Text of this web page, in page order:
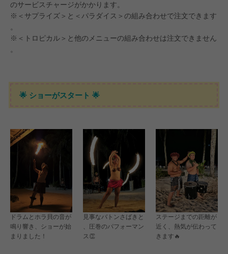
のサービスチャージがかかります。
※＜サプライズ＞と＜パラダイス＞の組み合わせで注文できます
。
※＜トロピカル＞と他のメニューの組み合わせは注文できません
。
🌟 ショーがスタート 🌟
ドラムとホラ貝の音が
鳴り響き、ショーが始
まりました！
見事なバトンさばきと
、圧巻のパフォーマン
ス👏
ステージまでの距離が
近く、熱気が伝わって
きます🔥